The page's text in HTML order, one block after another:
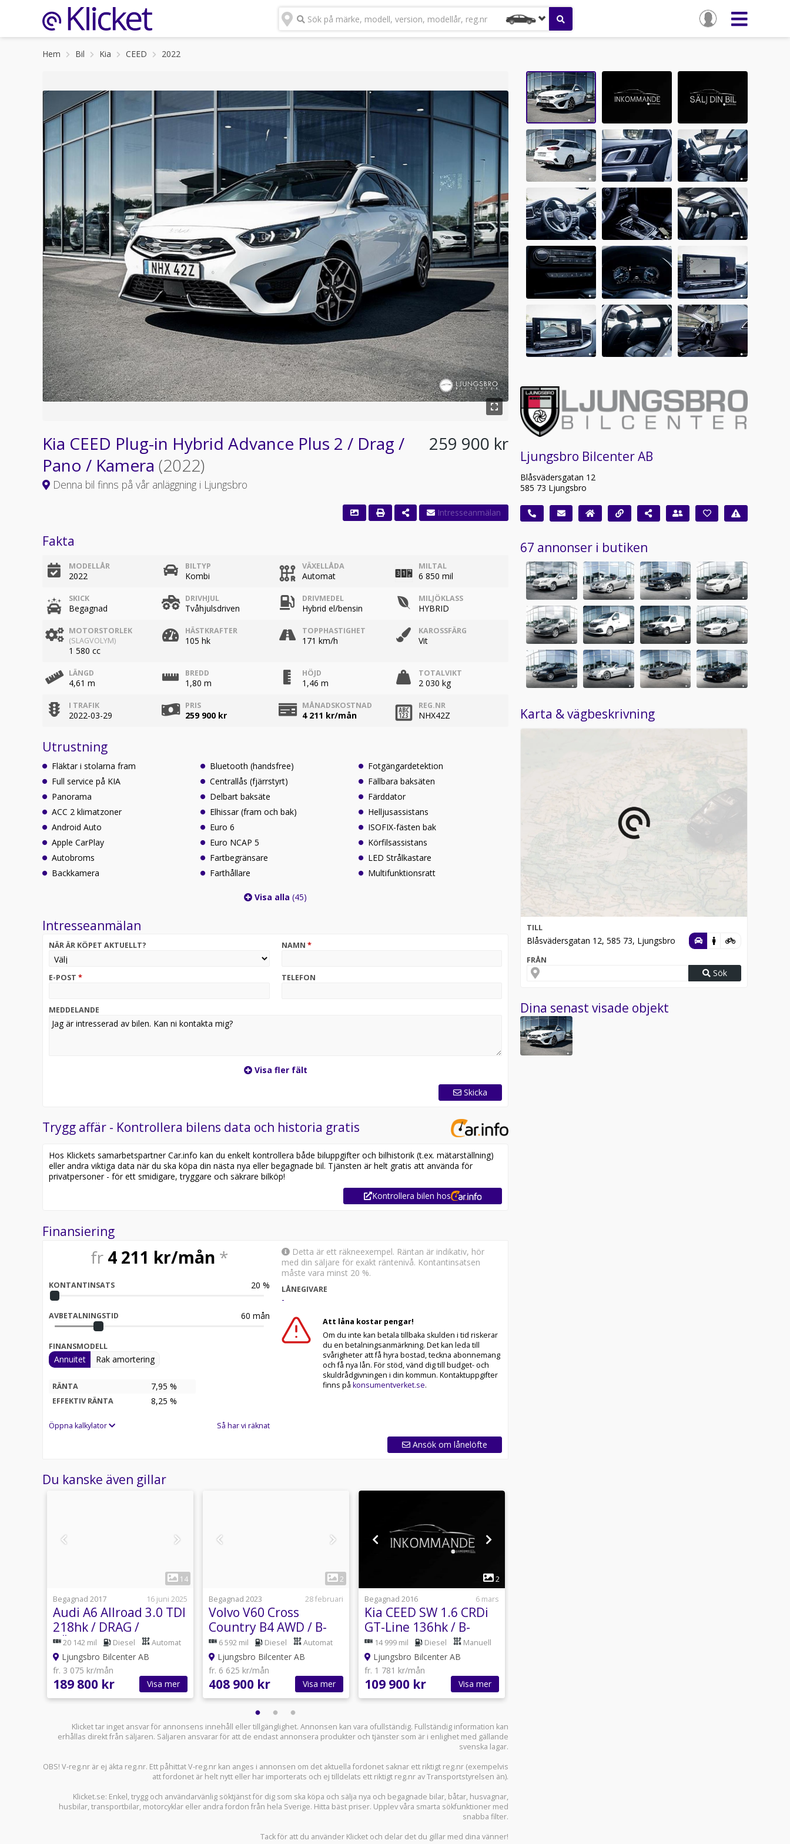
Sök på märke, modell, version, modellår, reg.nr
Hem Bil Kia CEED 2022
Kia CEED Plug-in Hybrid Advance Plus 2 / Drag /
Pano / Kamera (2022)
Denna bil finns på vår anläggning i Ljungsbro
259 900 kr
Fakta
MODELLÅR
2022
BILTYP
Kombi
VÄXELLÅDA
Automat
MILTAL
6 850 mil
SKICK
Begagnad
DRIVHJUL
Tvåhjulsdriven
DRIVMEDEL
Hybrid el/bensin
MILJÖKLASS
HYBRID
MOTORSTORLEK
(SLAGVOLYM)
1 580 cc
HÄSTKRAFTER
105 hk
TOPPHASTIGHET
171 km/h
KAROSSFÄRG
Vit
LÄNGD
4,61 m
BREDD
1,80 m
HÖJD
1,46 m
TOTALVIKT
2 030 kg
I TRAFIK
2022-03-29
PRIS
259 900 kr
MÅNADSKOSTNAD
4 211 kr/mån
REG.NR
NHX42Z
Utrustning
Fläktar i stolarna fram
Full service på KIA
Panorama
ACC 2 klimatzoner
Android Auto
Apple CarPlay
Autobroms
Backkamera
Bluetooth (handsfree)
Centrallås (fjärrstyrt)
Delbart baksäte
Elhissar (fram och bak)
Euro 6
Euro NCAP 5
Fartbegränsare
Farthållare
Fotgängardetektion
Fällbara baksäten
Färddator
Helljusassistans
ISOFIX-fästen bak
Körfilsassistans
LED Strålkastare
Multifunktionsratt
Visa alla(45)
Intresseanmälan
NÄR ÄR KÖPET AKTUELLT? NAMN *
E-POST * TELEFON
MEDDELANDE
Visa fler fält
Skicka
Trygg affär - Kontrollera bilens data och historia gratis
Hos Klickets samarbetspartner Car.info kan du enkelt kontrollera både biluppgifter och bilhistorik (t.ex. mätarställning)
eller andra viktiga data när du ska köpa din nästa nya eller begagnade bil. Tjänsten är helt gratis att använda för
privatpersoner - för ett smidigare, tryggare och säkrare bilköp!
Kontrollera bilen hos
Finansiering
fr 4 211 kr/mån *
KONTANTINSATS 20 %
AVBETALNINGSTID 60 mån
FINANSMODELL
Annuitet Rak amortering
RÄNTA 7,95 %
EFFEKTIV RÄNTA 8,25 %
Öppna kalkylator Så har vi räknat
Detta är ett räkneexempel. Räntan är indikativ, hör
med din säljare för exakt räntenivå. Kontantinsatsen
måste vara minst 20 %.
LÅNEGIVARE
-
Att låna kostar pengar!
Om du inte kan betala tillbaka skulden i tid riskerar
du en betalningsanmärkning. Det kan leda till
svårigheter att få hyra bostad, teckna abonnemang
och få nya lån. För stöd, vänd dig till budget- och
skuldrådgivningen i din kommun. Kontaktuppgifter
finns på konsumentverket.se.
Ansök om lånelöfte
Du kanske även gillar
14
Begagnad 2017
16 juni 2025
Audi A6 Allroad 3.0 TDI
218hk / DRAG /
VÄRMARE
20 142 mil Diesel Automat
Ljungsbro Bilcenter AB
fr. 3 075 kr/mån
189 800 kr Visa mer
2
Begagnad 2023
28 februari
Volvo V60 Cross
Country B4 AWD / B-
Kamera / Skinn / Drag
6 592 mil Diesel Automat
Ljungsbro Bilcenter AB
fr. 6 625 kr/mån
408 900 kr Visa mer
2
Begagnad 2016
6 mars
Kia CEED SW 1.6 CRDi
GT-Line 136hk / B-
Kamera / Navi
14 999 mil Diesel Manuell
Ljungsbro Bilcenter AB
fr. 1 781 kr/mån
109 900 kr Visa mer
Klicket tar inget ansvar för annonsens innehåll eller tillgänglighet. Annonsen kan vara ofullständig. Fullständig information kan
erhållas direkt från säljaren. Säljaren ansvarar för att de endast annonsera produkter och tjänster som är i enlighet med gällande
svenska lagar.
OBS! V-reg.nr är ej äkta reg.nr. Ett påhittat V-reg.nr kan anges i annonsen om det aktuella fordonet saknar ett riktigt reg.nr (exempelvis
att fordonet är helt nytt eller har importerats och ej tilldelats ett riktigt reg.nr av Transportstyrelsen än).
Klicket.se: Enkel, trygg och användarvänlig söktjänst för dig som ska köpa och sälja nya och begagnade bilar, båtar, husvagnar,
husbilar,transportbilar, motorcyklar eller andra fordon från hela Sverige. Hitta bäst priser. Upplev våra smarta sökfunktioner med
snabba filter.
Tack för att du använder Klicket och delar det du gillar med dina vänner!
Ljungsbro Bilcenter AB
Blåsvädersgatan 12
585 73 Ljungsbro
67 annonser i butiken
Karta & vägbeskrivning
TILL
Blåsvädersgatan 12, 585 73, Ljungsbro
FRÅN
Sök
Dina senast visade objekt